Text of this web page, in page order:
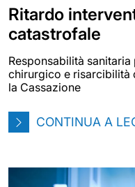
Ritardo
catastrofale
Responsabilità
chirurgico e risarcibilità
la Cassazione
CONTINUA A